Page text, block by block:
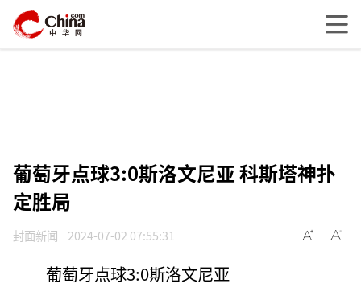
葡萄牙点球3:0斯洛文尼亚 科斯塔神扑
定胜局
封面新闻 2024-07-02 07:55:31
葡萄牙点球3:0斯洛文尼亚